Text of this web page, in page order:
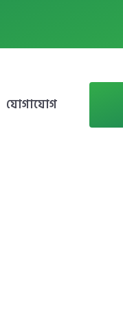
যোগাযোগ